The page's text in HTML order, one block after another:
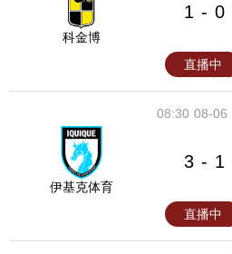
科金博
1 - 0
直播中
08-06
08:30
伊基克体育
3 - 1
直播中